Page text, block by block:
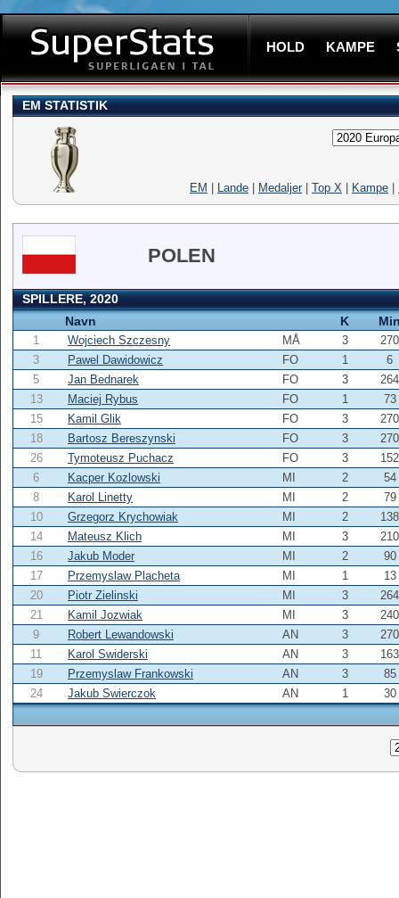
HOLD KAMPE
EM STATISTIK
EM Lande Medaljer Top X Kampe
POLEN
SPILLERE, 2020
Navn
K
1 Wojciech Szczesny MÅ 3
270
3
Pawel Dawidowicz FO 1
6
5
Jan Bednarek FO 3
264
13
Maciej Rybus FO 1
73
15
Kamil Glik FO 3
270
18
Bartosz Bereszynski FO 3
270
26
Tymoteusz Puchacz FO 3
152
6
Kacper Kozlowski MI 2
54
8
Karol Linetty MI 2
79
10
Grzegorz Krychowiak MI 2
138
14
Mateusz Klich MI 3
210
16
Jakub Moder MI 2
90
17
Przemyslaw Placheta MI 1
13
20
Piotr Zielinski MI 3
264
21
Kamil Jozwiak MI 3
240
9
Robert Lewandowski AN 3
270
11
Karol Swiderski AN 3
163
19
Przemyslaw Frankowski AN 3
85
24
Jakub Swierczok AN 1 30